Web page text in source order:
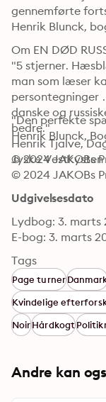
gennemførte
Henrik Blunck,
Om EN DØD
"5 stjerner.
man som læser
persontegninger
danske og
bedre."
Henrik Tjalve,
Jyske Vestkysten
"Den perfekte
Henrik Blunck,
© 2024 JAKOBs
© 2024 JAKOBs
Udgivelsesdato
Lydbog: 3. marts
E-bog: 3. marts
Tags
Page turner
Kvindelige
NoirHårdkogt
Andre kan